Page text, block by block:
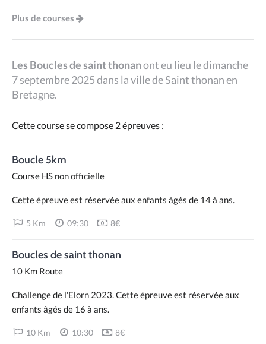
Plus de courses
Les Boucles de saint thonanont eu lieu le dimanche
7 septembre 2025 dans la ville de Saint thonan en
Bretagne.
Cette course se compose 2 épreuves :
Boucle 5km
Course HS non officielle
Cette épreuve est réservée aux enfants âgés de 14 à ans.
5 Km 09:30 8€
Boucles de saint thonan
10 Km Route
Challenge de l'Elorn 2023. Cette épreuve est réservée aux
enfants âgés de 16 à ans.
10 Km 10:30 8€